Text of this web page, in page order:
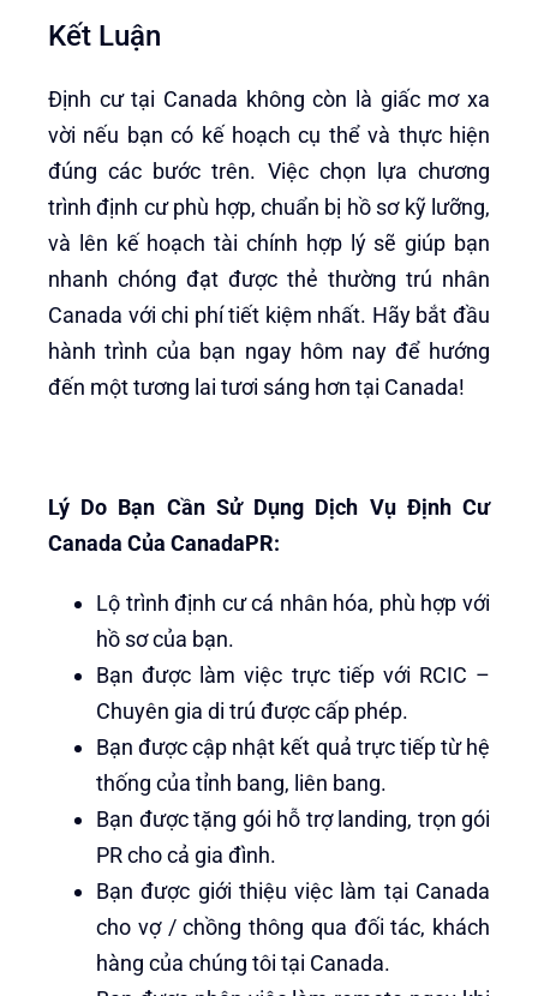
Kết Luận
Định cư tại Canada không còn là giấc mơ xa
vời nếu bạn có kế hoạch cụ thể và thực hiện
đúng các bước trên. Việc chọn lựa chương
trình định cư phù hợp, chuẩn bị hồ sơ kỹ lưỡng,
và lên kế hoạch tài chính hợp lý sẽ giúp bạn
nhanh chóng đạt được thẻ thường trú nhân
Canada với chi phí tiết kiệm nhất. Hãy bắt đầu
hành trình của bạn ngay hôm nay để hướng
đến một tương lai tươi sáng hơn tại Canada!
Lý Do Bạn Cần Sử Dụng Dịch Vụ Định Cư
Canada Của CanadaPR:
Lộ trình định cư cá nhân hóa, phù hợp với
hồ sơ của bạn.
Bạn được làm việc trực tiếp với RCIC –
Chuyên gia di trú được cấp phép.
Bạn được cập nhật kết quả trực tiếp từ hệ
thống của tỉnh bang, liên bang.
Bạn được tặng gói hỗ trợ landing, trọn gói
PR cho cả gia đình.
Bạn được giới thiệu việc làm tại Canada
cho vợ / chồng thông qua đối tác, khách
hàng của chúng tôi tại Canada.